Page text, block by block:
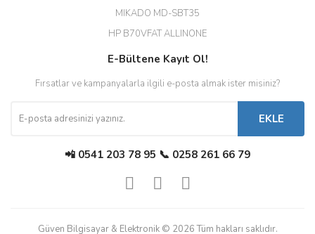
Diğer yorumları göster
MIKADO MD-SBT35
HP B70VFAT ALLINONE
E-Bültene Kayıt Ol!
Fırsatlar ve kampanyalarla ilgili e-posta almak ister misiniz?
EKLE
📲 0541 203 78 95 📞 0258 261 66 79
Güven Bilgisayar & Elektronik © 2026 Tüm hakları saklıdır.